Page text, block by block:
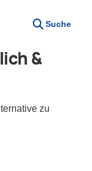
Suche
&
zu